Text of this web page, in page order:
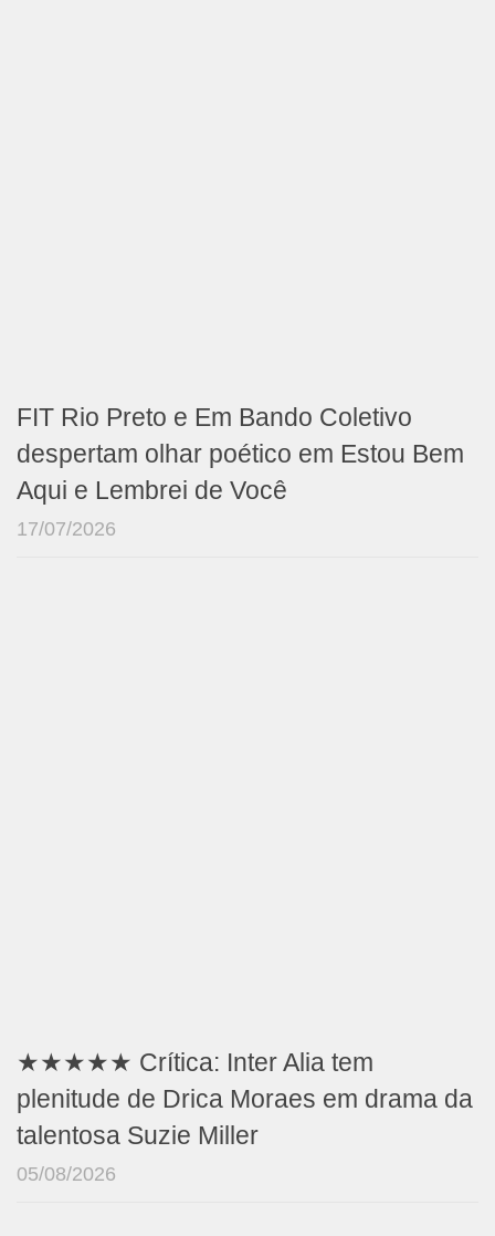
FIT Rio Preto e Em Bando Coletivo
despertam olhar poético em Estou Bem
Aqui e Lembrei de Você
17/07/2026
★★★★★ Crítica: Inter Alia tem
plenitude de Drica Moraes em drama da
talentosa Suzie Miller
05/08/2026